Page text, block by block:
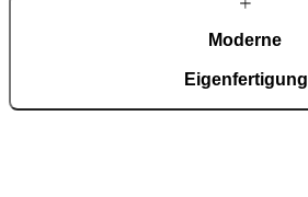
Moderne
Eigenfertigung